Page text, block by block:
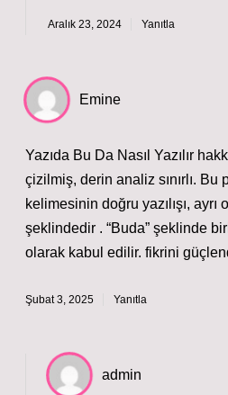
Aralık 23, 2024 Yanıtla
Emine
Yazıda Bu Da Nasıl Yazılır
çizilmiş, derin analiz sınırlı. Bu
kelimesinin doğru yazılışı, ayrı
şeklindedir . “Buda” şeklinde
olarak kabul edilir. fikrini
Şubat 3, 2025 Yanıtla
admin